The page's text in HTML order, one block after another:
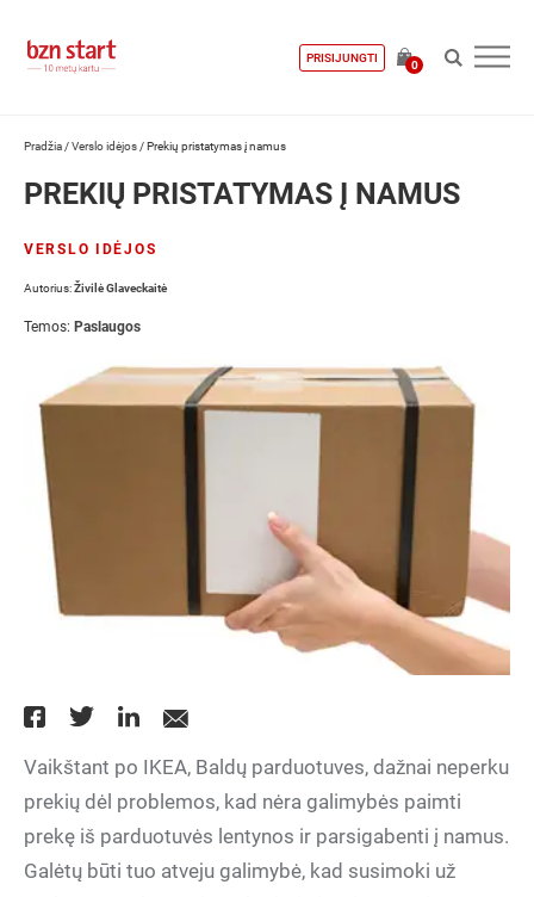
PRISIJUNGTI
0
Pradžia /Verslo idėjos /Prekių pristatymas į namus
PREKIŲ PRISTATYMAS Į NAMUS
VERSLO IDĖJOS
Autorius:Živilė Glaveckaitė
Temos: Paslaugos
Vaikštant po IKEA, Baldų parduotuves, dažnai neperku
prekių dėl problemos, kad nėra galimybės paimti
prekę iš parduotuvės lentynos ir parsigabenti į namus.
Galėtų būti tuo atveju galimybė, kad susimoki už